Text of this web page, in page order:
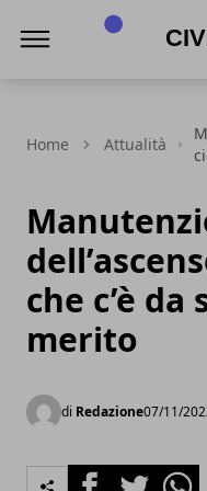
Home Attualità
che c’è da
merito
di Redazione07/11/
FacebookTwitter